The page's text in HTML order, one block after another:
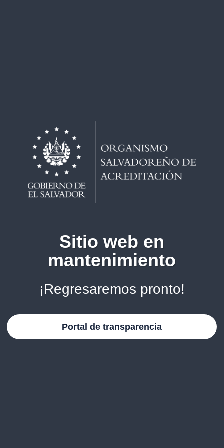
Sitio web en
mantenimiento
¡Regresaremos pronto!
Portal de transparencia